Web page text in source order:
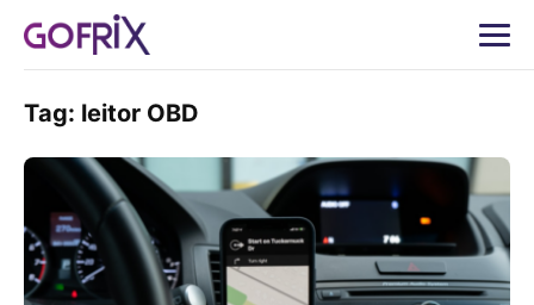
Tag: leitor OBD